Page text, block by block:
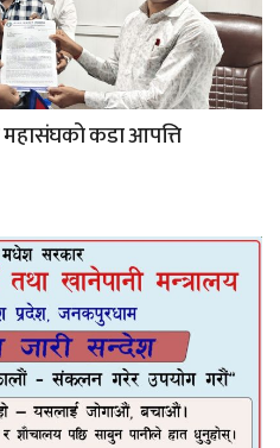
महासंघको कडा आपत्ति